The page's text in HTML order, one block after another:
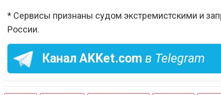
* Сервисы признаны судом экстремистскими и
России.
Канал AKKet.com в Telegram